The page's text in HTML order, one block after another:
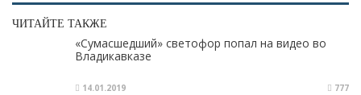
ЧИТАЙТЕ ТАКЖЕ
«Сумасшедший» светофор попал на видео во
Владикавказе
14.01.2019 777